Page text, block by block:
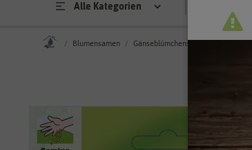
Alle Kategorien
Blumensamen Gänseblümchensamen